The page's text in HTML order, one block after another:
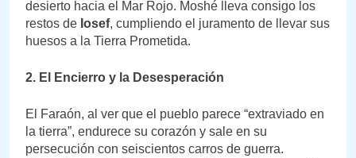
desierto hacia el Mar Rojo. Moshé lleva consigo los
restos de Iosef, cumpliendo el juramento de llevar sus
huesos a la Tierra Prometida.
2. El Encierro y la Desesperación
El Faraón, al ver que el pueblo parece “extraviado en
la tierra”, endurece su corazón y sale en su
persecución con seiscientos carros de guerra.